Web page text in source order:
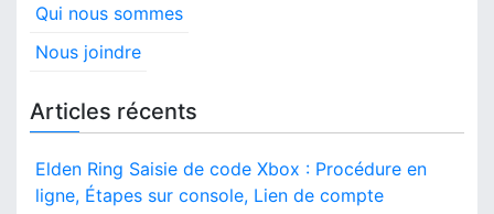
Qui nous sommes
Nous joindre
Articles récents
Elden Ring Saisie de code Xbox : Procédure en
ligne, Étapes sur console, Lien de compte